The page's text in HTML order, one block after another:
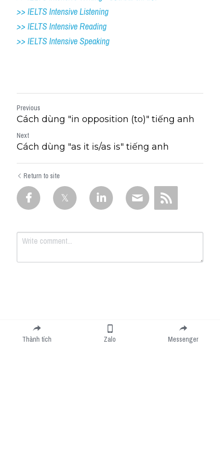
>> IELTS Intensive Listening
>> IELTS Intensive Reading
>> IELTS Intensive Speaking
Previous
Cách dùng "in opposition (to)" tiếng anh
Next
Cách dùng "as it is/as is" tiếng anh
Return to site
Submit
Thành tích Zalo Messenger